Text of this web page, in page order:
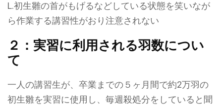
L.初生雛の首がもげるなどしている状態を笑いなが
ら作業する講習性がおり注意されない
２：実習に利用される羽数につい
て
一人の講習生が、卒業までの５ヶ月間で約2万羽の
初生雛を実習に使用し、毎週殺処分をしていると聞